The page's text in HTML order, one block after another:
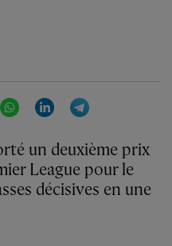
WhatsAppLinkedIn
League pour le
décisives en une